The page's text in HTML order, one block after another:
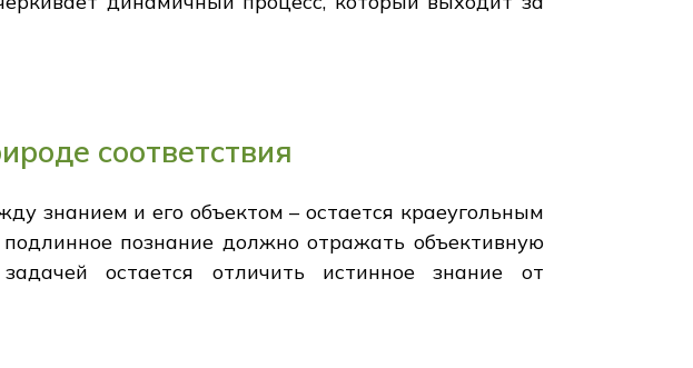
соответствия
знанием и его объектом – остается краеугольным
познание должно отражать объективную
остается отличить истинное знание от